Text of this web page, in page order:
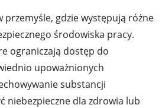
przemyśle, gdzie występują różne
środowiska pracy.
ograniczają dostęp do
upoważnionych
substancji
niebezpieczne dla zdrowia lub